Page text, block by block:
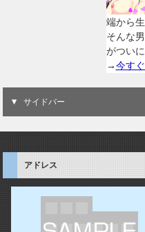
端から
そんな
がつい
→今す
サイドバー
アドレス